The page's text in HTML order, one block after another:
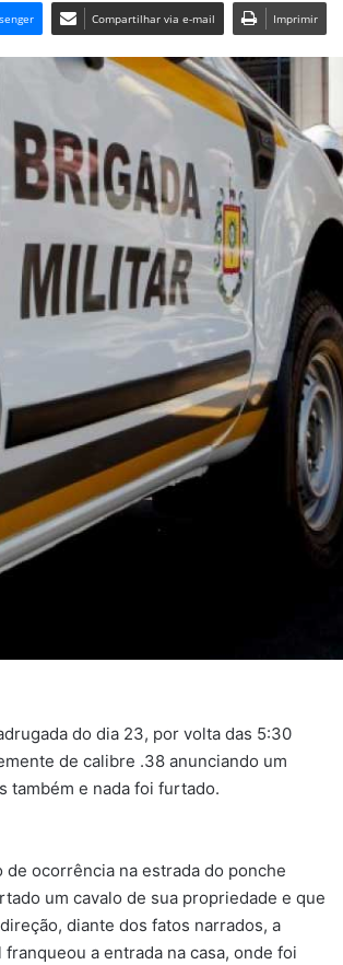
Compartilhar via e-mail Imprimir
do dia 23, por volta das 5:30
de calibre .38 anunciando um
também e nada foi furtado.
ocorrência na estrada do ponche
um cavalo de sua propriedade e que
diante dos fatos narrados, a
a entrada na casa, onde foi